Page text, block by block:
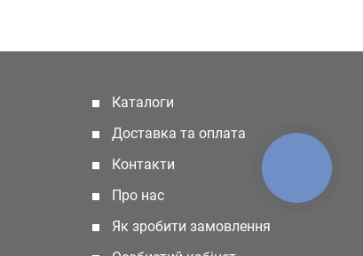
Каталоги
Доставка та оплата
Контакти
Про нас
Як зробити замовлення